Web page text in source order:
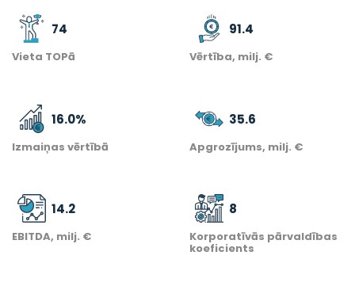
74
Vieta TOPā
91.4
Vērtība, milj. €
16.0%
Izmaiņas vērtībā
35.6
Apgrozījums, milj. €
14.2
EBITDA, milj. €
8
Korporatīvās pārvaldības
koeficients